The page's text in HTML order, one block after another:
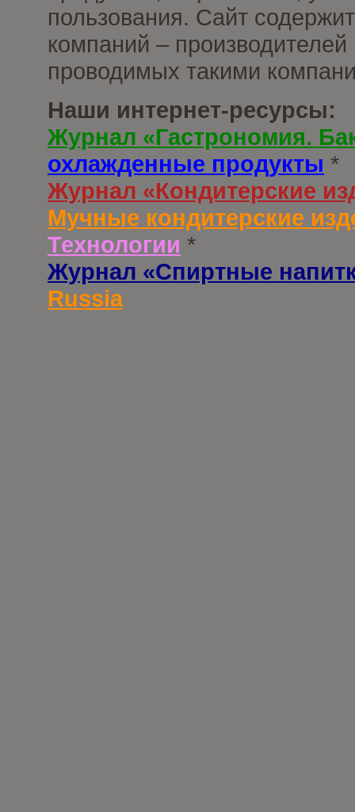
пользования. Сайт
компаний –
проводимых такими
Наши интернет-ресурсы:
Журнал «Гастрономия.
охлажденные продукты *
Журнал «Кондитерские
Мучные кондитерские
Технологии *
Журнал «Спиртные
Russia